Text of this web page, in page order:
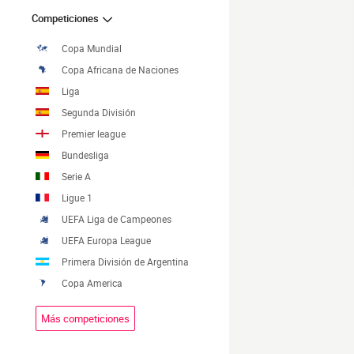
Competiciones
Copa Mundial
Copa Africana de Naciones
Liga
Segunda División
Premier league
Bundesliga
Serie A
Ligue 1
UEFA Liga de Campeones
UEFA Europa League
Primera División de Argentina
Copa America
Más competiciones